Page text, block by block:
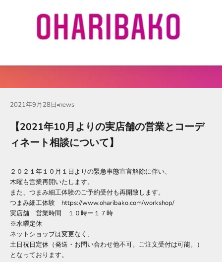
2021年9月28日 news
【2021年10月よりの実店舗の営業とコーデ
ィネート相談について】
２０２１年１０月１日よりの緊急事態宣言解除に伴い、
木曜も営業再開いたします。
また、つまみ細工体験のご予約受付も再開致します。
つまみ細工体験 https://www.oharibako.com/workshop/
実店舗 営業時間 １０時ー１７時
※水曜定休
ネットショップは変更なく、
土日祝日定休（発送・お問い合わせ他不可。ご注文受付は可能。）
となっております。